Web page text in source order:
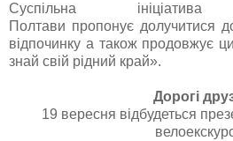
Суспільна
Полтави пропонує долучитися
відпочинку а також продовжує
знай свій рідний край».
Дорогі
19 вересня відбудеться